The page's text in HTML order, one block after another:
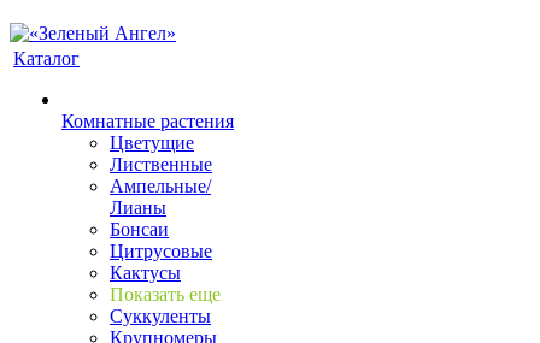
Каталог
Комнатные растения
Цветущие
Лиственные
Ампельные/
Лианы
Бонсаи
Цитрусовые
Кактусы
Показать еще
Суккуленты
Крупномеры